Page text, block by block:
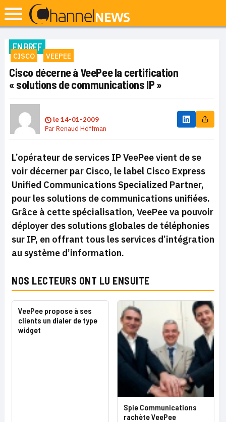
EN BREF
CISCO VEEPEE
Cisco décerne à VeePee la certification
« solutions de communications IP »
le14-01-2009
ParRenaud Hoffman
L’opérateur de services IP VeePee vient de se
voir décerner par Cisco, le label Cisco Express
Unified Communications Specialized Partner,
pour les solutions de communications unifiées.
Grâce à cette spécialisation, VeePee va pouvoir
déployer des solutions globales de téléphonies
sur IP, en offrant tous les services d’intégration
au système d’information.
NOS LECTEURS ONT LU ENSUITE
VeePee propose à ses
clients un dialer de type
widget
Spie Communications
rachète VeePee